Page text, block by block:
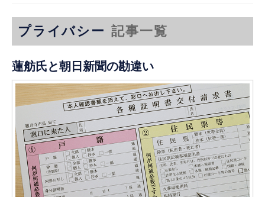
プライバシー 記事一覧
蓮舫氏と朝日新聞の勘違い